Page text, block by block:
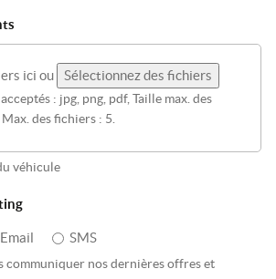
ici ou Sélectionnez des fichiers
: jpg, png, pdf, Taille max. des
des fichiers : 5.
véhicule
Email SMS
communiquer nos dernières offres et